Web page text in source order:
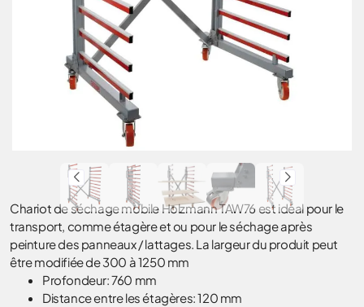
Chariot de séchage mobile Holzmann TAW76 est idéal pour le
transport, comme étagère et ou pour le séchage après
peinture des panneaux / lattages. La largeur du produit peut
être modifiée de 300 à 1250 mm
Profondeur: 760 mm
Distance entre les étagères: 120 mm